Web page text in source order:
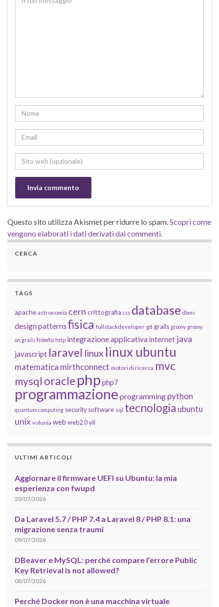
Questo sito utilizza Akismet per ridurre lo spam.Scopri come
vengono elaborati i dati derivati dai commenti.
CERCA
TAGS
apache astronomia cern crittografia css database dbms
design patterns fisica fullstackdeveloper git grails groovy groovy
on grails howto http integrazione applicativainternet java
javascript laravel linux linux ubuntu
matematica mirthconnect motori di ricerca mvc
mysql oracle php php7
programmazione programming python
quantum computing security software sql tecnologia ubuntu
unix volunia web web2.0 yii
ULTIMI ARTICOLI
Aggiornare il firmware UEFI su Ubuntu: la mia
esperienza con fwupd
20/07/2026
Da Laravel 5.7 / PHP 7.4 a Laravel 8 / PHP 8.1: una
migrazione senza traumi
09/07/2026
DBeaver e MySQL: perché compare l’errore Public
Key Retrieval is not allowed?
08/07/2026
Perché Docker non è una macchina virtuale